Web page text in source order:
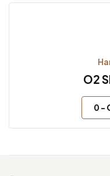
O2
0 -